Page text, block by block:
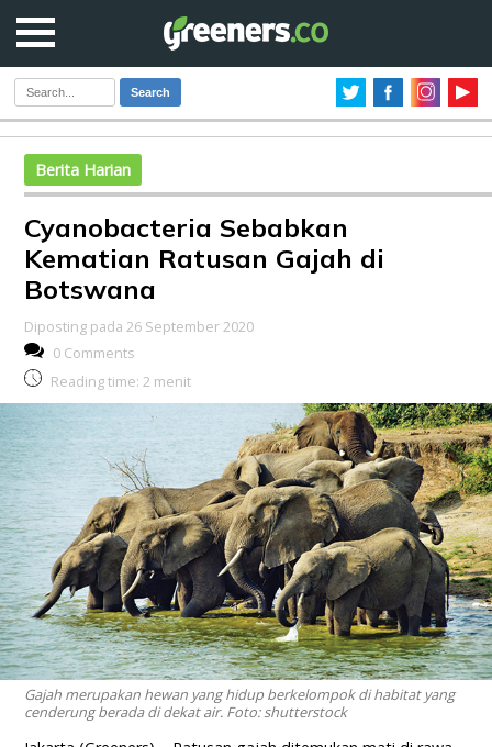
Search
Berita Harian
Cyanobacteria Sebabkan
Kematian Ratusan Gajah di
Botswana
Diposting pada 26 September 2020
0 Comments
Reading time: 2 menit
Gajah merupakan hewan yang hidup berkelompok di habitat yang
cenderung berada di dekat air. Foto: shutterstock